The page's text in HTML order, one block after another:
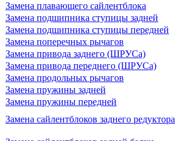
Замена плавающего сайлентблока
Замена подшипника ступицы задней
Замена подшипника ступицы передней
Замена поперечных рычагов
Замена привода заднего (ШРУСа)
Замена привода переднего (ШРУСа)
Замена продольных рычагов
Замена пружины задней
Замена пружины передней
Замена сайлентблоков заднего редуктора